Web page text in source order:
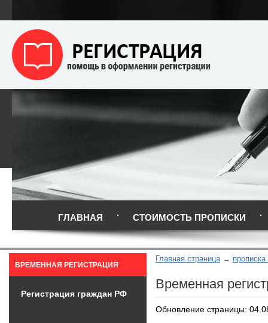
ГЛАВНАЯ СТОИМОСТЬ ПРОПИСКИ
Главная страница
Временная
Обновление страницы:
ВРЕМЕННАЯ РЕГИСТРАЦИЯ
Регистрация граждан РФ